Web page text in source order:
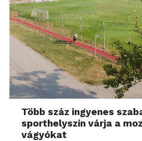
Több száz ingyenes
sporthelyszín várja a
vágyókat